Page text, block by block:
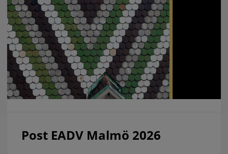
Post EADV Malmö 2026